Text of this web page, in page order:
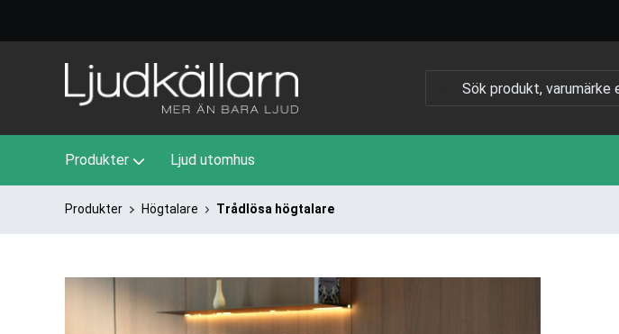
Produkter Ljud utomhus
Produkter Högtalare Trådlösa högtalare